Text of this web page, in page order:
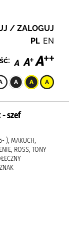
/ ZALOGUJ
PL EN
- szef
), MAKUCH,
ROSS, TONY